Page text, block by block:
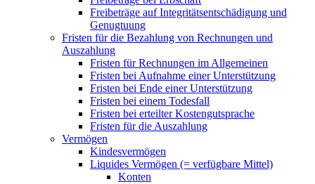
Freibeträge auf Integritätsentschädigung und
Genugtuung
Fristen für die Bezahlung von Rechnungen und
Auszahlung
Fristen für Rechnungen im Allgemeinen
Fristen bei Aufnahme einer Unterstützung
Fristen bei Ende einer Unterstützung
Fristen bei einem Todesfall
Fristen bei erteilter Kostengutsprache
Fristen für die Auszahlung
Vermögen
Kindesvermögen
Liquides Vermögen (= verfügbare Mittel)
Konten